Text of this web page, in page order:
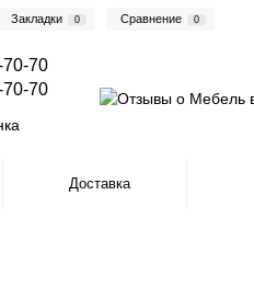
Закладки 0 Сравнение 0
70-70
70-70
Доставка